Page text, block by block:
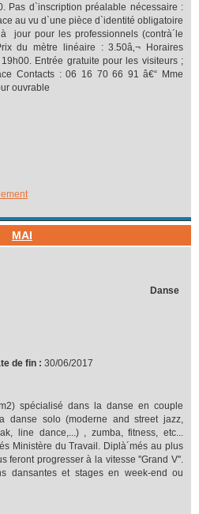
Pas d`inscription préalable nécessaire :
au vu d`une pièce d`identité obligatoire
jour pour les professionnels (contrà´le
du mètre linéaire : 3.50â‚¬ Horaires
Entrée gratuite pour les visiteurs ;
Contacts : 06 16 70 66 91 â€“ Mme
ouvrable
MAI
Danse
de fin : 30/06/2017
spécialisé dans la danse en couple
danse solo (moderne and street jazz,
line dance,...) , zumba, fitness, etc...
Ministère du Travail. Diplà´més au plus
feront progresser à la vitesse ''Grand V''.
dansantes et stages en week-end ou